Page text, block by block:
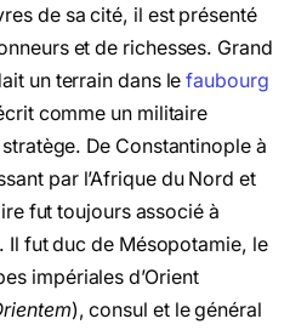
de sa cité, il est présenté
et de richesses. Grand
un terrain dans lefaubourg
comme un militaire
De Constantinople à
par l’Afrique du Nord et
fut toujours associé à
Il fut duc de Mésopotamie, le
impériales d’Orient
), consul et le général